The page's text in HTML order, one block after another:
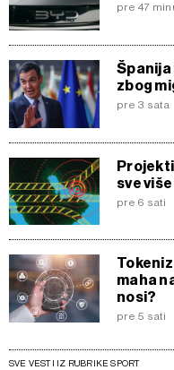
pre 47
zbog
pre 3 sata
sve
pre 6 sati
maha
nosi?
pre 5 sati
SVE VESTI IZ RUBRIKE SPORT